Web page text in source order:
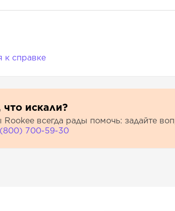
к справке
искали?
Rookee всегда рады помочь: задайте
700-59-30